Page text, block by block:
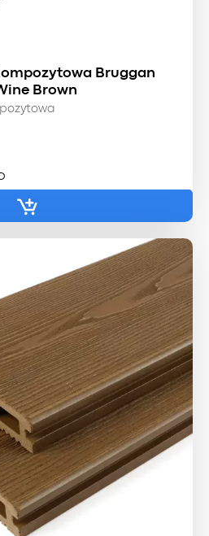
Bruggan
Brown